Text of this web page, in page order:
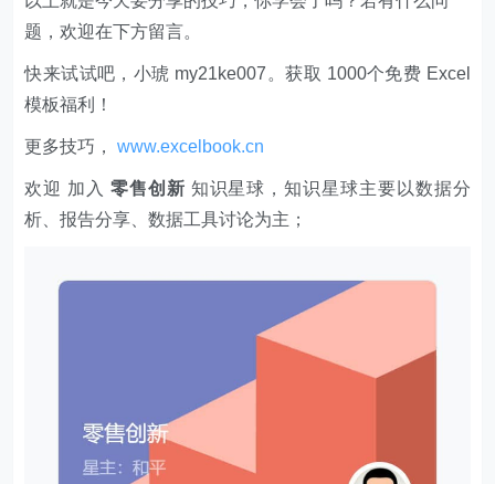
题，欢迎在下方留言。
快来试试吧，小琥 my21ke007。获取 1000个免费 Excel
模板福利​​​​！
更多技巧，www.excelbook.cn
欢迎 加入 零售创新 知识星球，知识星球主要以数据分
析、报告分享、数据工具讨论为主；